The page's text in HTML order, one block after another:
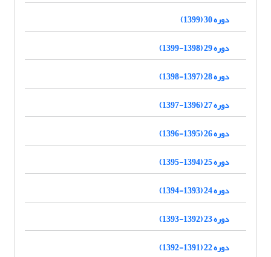
دوره 30 (1399)
دوره 29 (1398-1399)
دوره 28 (1397-1398)
دوره 27 (1396-1397)
دوره 26 (1395-1396)
دوره 25 (1394-1395)
دوره 24 (1393-1394)
دوره 23 (1392-1393)
دوره 22 (1391-1392)